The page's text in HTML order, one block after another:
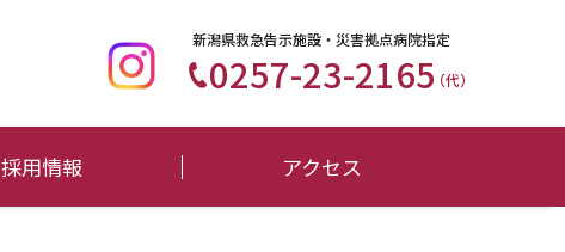
新潟県救急告示施設・災害拠点病院指定
0257-23-2165（代）
採用情報 アクセス